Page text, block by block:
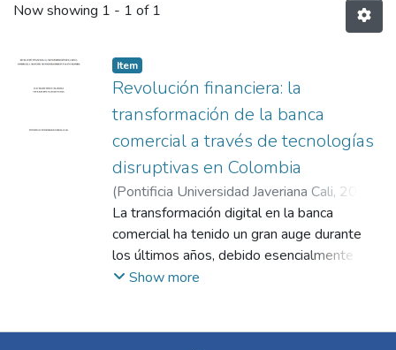
Now showing 1 - 1 of 1
Item
Revolución financiera: la
transformación de la banca
comercial a través de tecnologías
disruptivas en Colombia
(Pontificia Universidad Javeriana Cali, 2025
Ospina Velásquez, Juan Felipe ;Salazar
Astaiza, Santiago José ;Valencia Brand, Juan
Diego
La transformación digital en la banca
comercial ha tenido un gran auge durante
los últimos años, debido esencialmente a la
llegada de nuevas tecnologías como la
Show more